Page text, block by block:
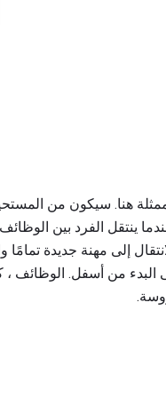
هنا. سيكون من
ينتقل الفرد بين
إلى مهنة جديدة تمامًا
البدء من أسفل. الوظائف ،